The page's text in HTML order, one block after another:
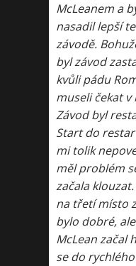
McLeanem a
nasadil lepší
závodě.
byl závod
kvůli pádu
museli čekat v
Závod byl
Start do
mi tolik
měl problém
začala
na třetí místo
bylo dobré,
McLean začal
se do